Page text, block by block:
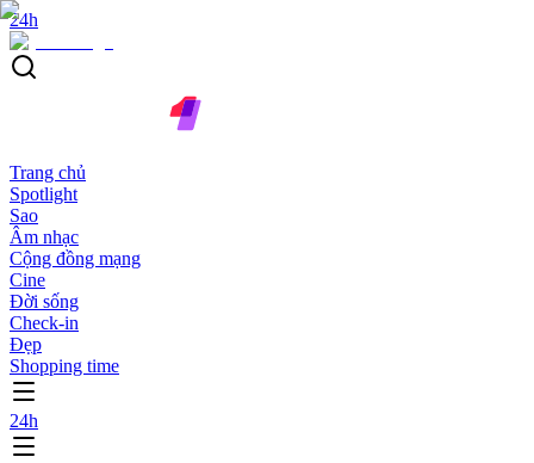
24h
Trang chủ
Spotlight
Sao
Âm nhạc
Cộng đồng mạng
Cine
Đời sống
Check-in
Đẹp
Shopping time
24h